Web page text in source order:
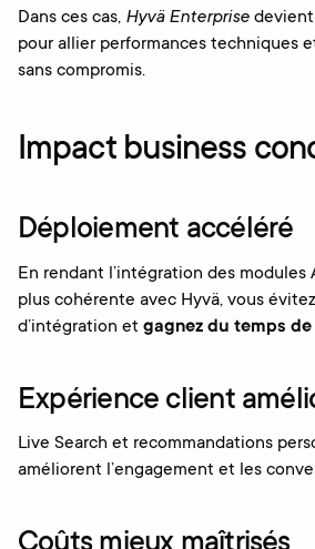
Dans ces cas, Hyvä Enterprise
pour allier performances techniques
sans compromis.
Impact business
Déploiement accéléré
En rendant l’intégration des modules
plus cohérente avec Hyvä, vous
d’intégration et gagnez du temps
Expérience client
Live Search et recommandations
améliorent l’engagement et les